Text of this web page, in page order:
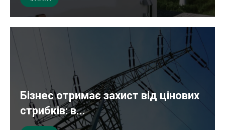
Бізнес отримає захист від цінових
стрибків: в...